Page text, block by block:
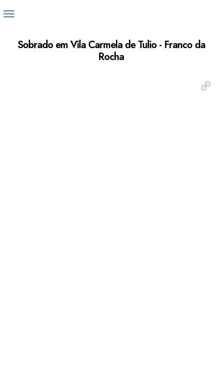
Sobrado em Vila Carmela de Tulio - Franco da
Rocha